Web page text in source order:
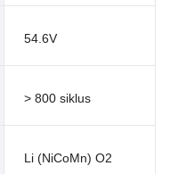
54.6V
> 800 siklus
Li (NiCoMn) O2